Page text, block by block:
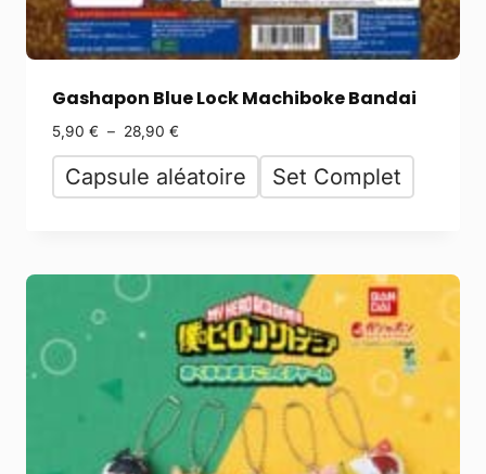
Gashapon Blue Lock Machiboke Bandai
5,90 € – 28,90 €
Capsule aléatoire Set Complet